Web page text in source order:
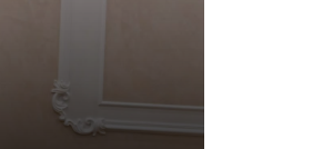
السيّد
رئيسة
للجمعية